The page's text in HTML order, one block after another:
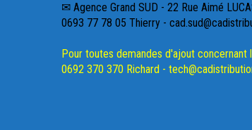
✉ Agence Grand SUD - 22 Rue Aimé
0693 77 78 05 Thierry -
Pour toutes demandes d'ajout concernant
0692 370 370 Richard -